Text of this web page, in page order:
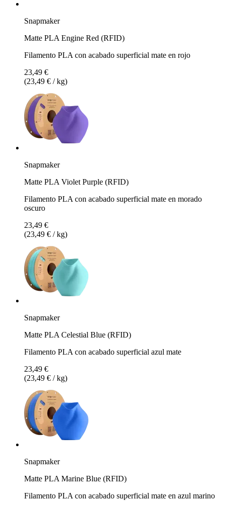
Snapmaker
Matte PLA Engine Red (RFID)
Filamento PLA con acabado superficial mate en rojo
23,49 €
(23,49 € / kg)
Snapmaker
Matte PLA Violet Purple (RFID)
Filamento PLA con acabado superficial mate en morado
oscuro
23,49 €
(23,49 € / kg)
Snapmaker
Matte PLA Celestial Blue (RFID)
Filamento PLA con acabado superficial azul mate
23,49 €
(23,49 € / kg)
Snapmaker
Matte PLA Marine Blue (RFID)
Filamento PLA con acabado superficial mate en azul marino